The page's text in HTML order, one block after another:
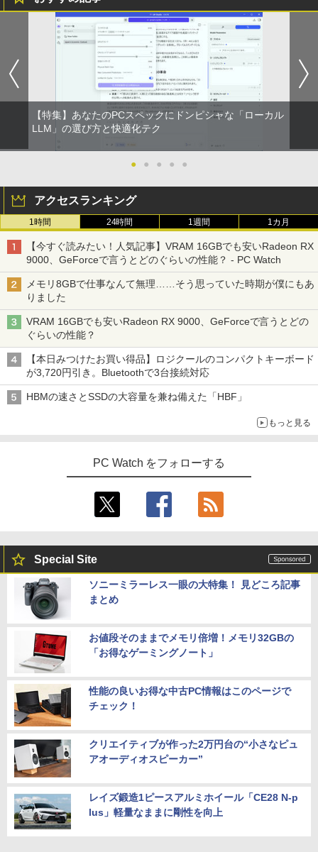
【特集】あなたのPCスペックにドンピシャな「ローカル
LLM」の選び方と快適化テク
● ● ● ● ●
アクセスランキング
1時間 24時間 1週間 1カ月
【今すぐ読みたい！人気記事】VRAM 16GBでも安いRadeon RX
9000、GeForceで言うとどのぐらいの性能？ - PC Watch
メモリ8GBで仕事なんて無理……そう思っていた時期が僕にもあ
りました
VRAM 16GBでも安いRadeon RX 9000、GeForceで言うとどの
ぐらいの性能？
【本日みつけたお買い得品】ロジクールのコンパクトキーボード
が3,720円引き。Bluetoothで3台接続対応
HBMの速さとSSDの大容量を兼ね備えた「HBF」
もっと見る
PC Watch をフォローする
Special Site
ソニーミラーレス一眼の大特集！ 見どころ記事
まとめ
お値段そのままでメモリ倍増！メモリ32GBの
「お得なゲーミングノート」
性能の良いお得な中古PC情報はこのページで
チェック！
クリエイティブが作った2万円台の“小さなピュ
アオーディオスピーカー”
レイズ鍛造1ピースアルミホイール「CE28 N-p
lus」軽量なままに剛性を向上